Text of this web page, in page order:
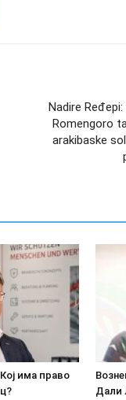
Nadire
Romengoro
arakibaske
има право
Дали